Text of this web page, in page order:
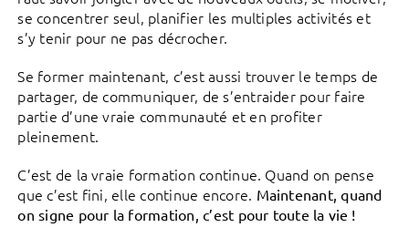
se concentrer seul, planifier les multiples activités et
s’y tenir pour ne pas décrocher.
Se former maintenant, c’est aussi trouver le temps de
partager, de communiquer, de s’entraider pour faire
partie d’une vraie communauté et en profiter
pleinement.
C’est de la vraie formation continue. Quand on pense
que c’est fini, elle continue encore. Maintenant, quand
on signe pour la formation, c’est pour toute la vie !